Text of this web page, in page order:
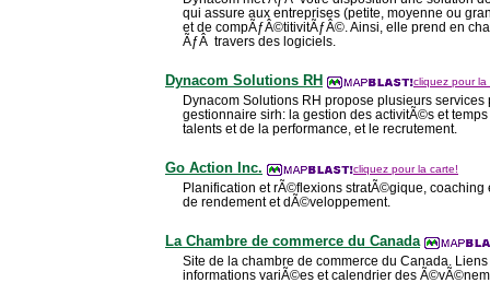
qui assure aux entreprises (petite, moyenne ou
et de compÃƒÂ©titivitÃƒÂ©. Ainsi, elle prend en
ÃƒÂ travers des logiciels.
Dynacom Solutions RH cliquez pour la
Dynacom Solutions RH propose plusieurs services
gestionnaire sirh: la gestion des activitÃ©s et
talents et de la performance, et le recrutement.
Go Action Inc. cliquez pour la carte!
Planification et rÃ©flexions stratÃ©gique,
de rendement et dÃ©veloppement.
La Chambre de commerce du Canada
Site de la chambre de commerce du Canada.
informations variÃ©es et calendrier des